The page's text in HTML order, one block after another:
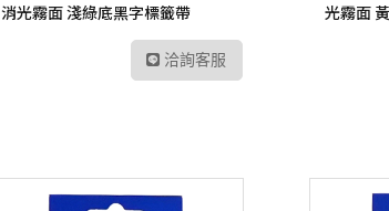
消光霧面 淺綠底黑字標籤帶
洽詢客服
光霧面